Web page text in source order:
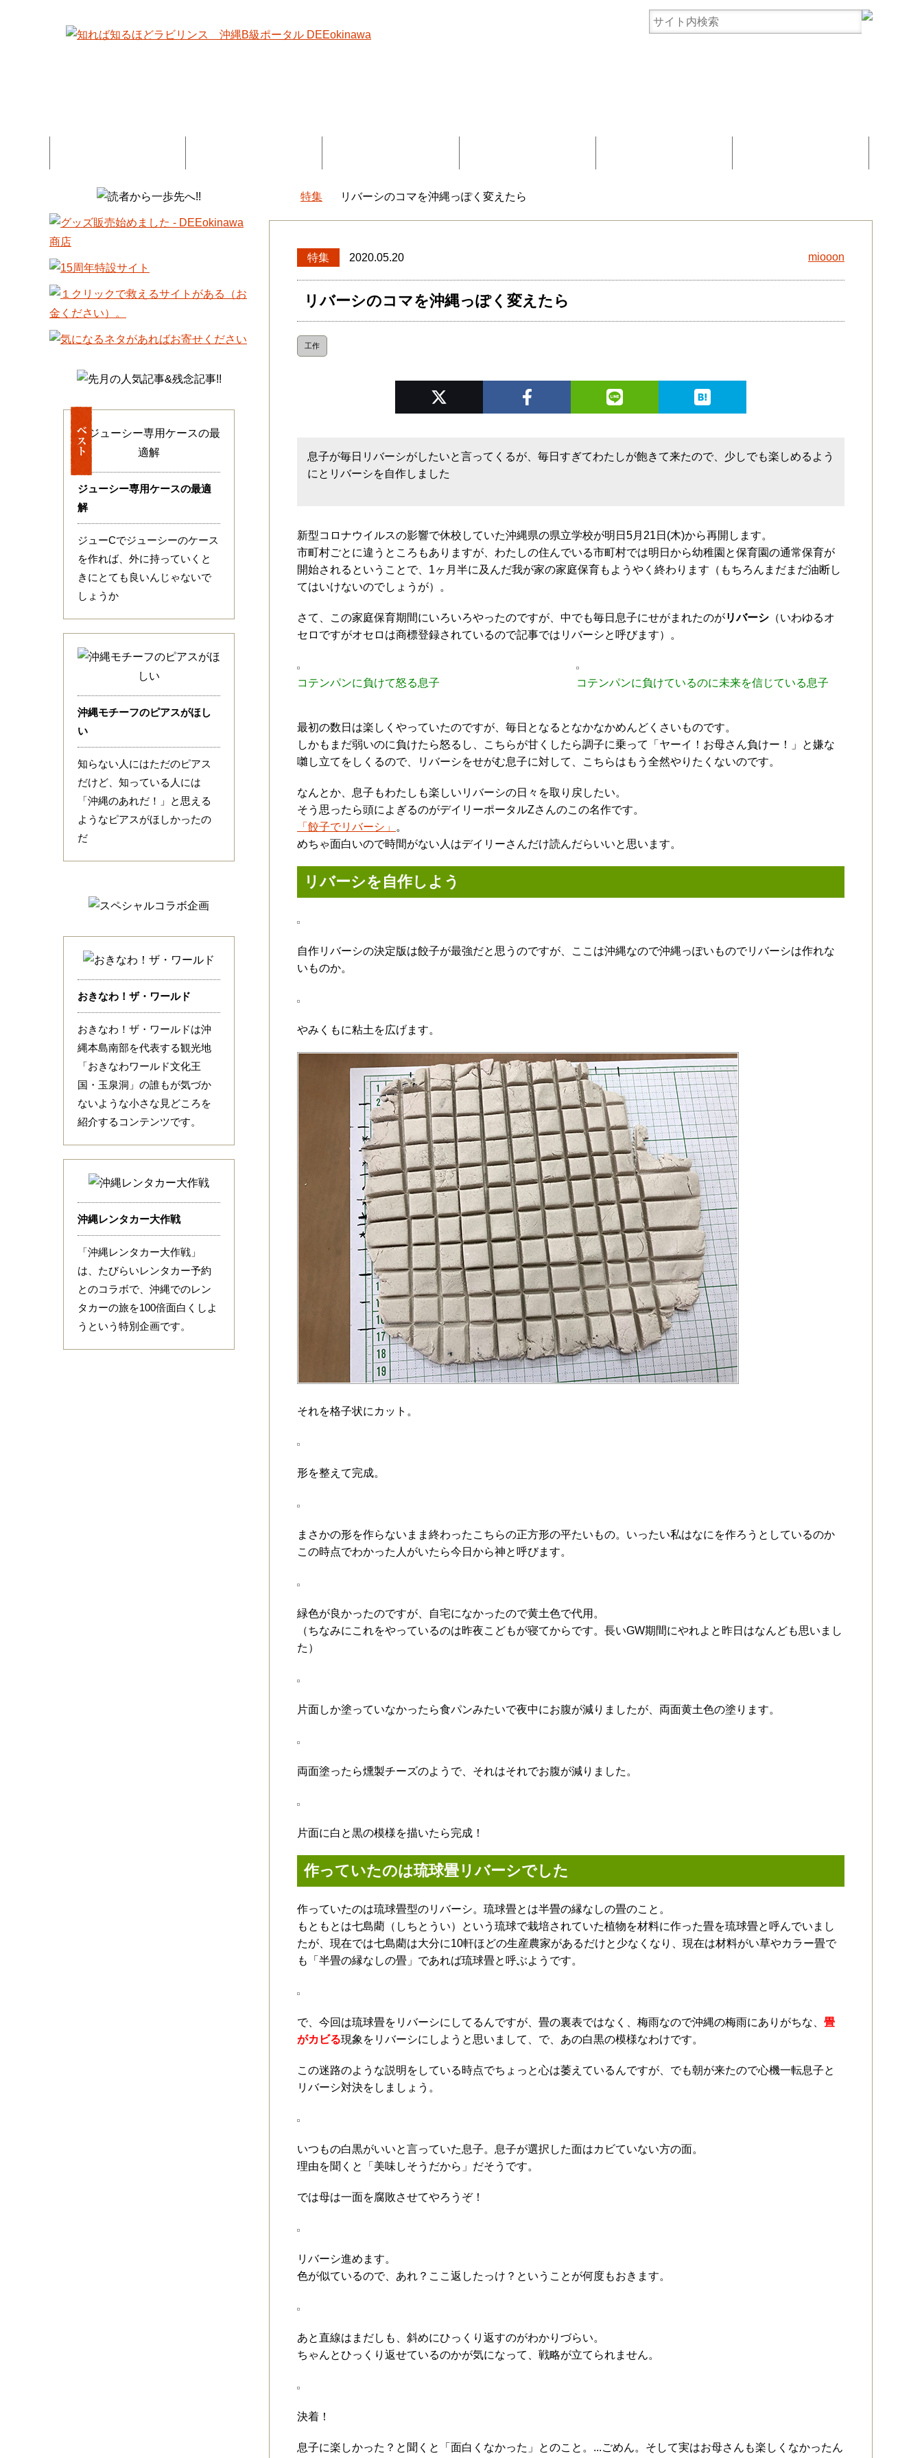
DEEokinawaトップ
特集 リバーシのコマを沖縄っぽく変えたら
特集 2020.05.20 miooon
リバーシのコマを沖縄っぽく変えたら
工作
息子が毎日リバーシがしたいと言ってくるが、毎日すぎてわたしが飽きて来たので、少しでも楽しめるよう
にとリバーシを自作しました
新型コロナウイルスの影響で休校していた沖縄県の県立学校が明日5月21日(木)から再開します。
市町村ごとに違うところもありますが、わたしの住んでいる市町村では明日から幼稚園と保育園の通常保育が
開始されるということで、1ヶ月半に及んだ我が家の家庭保育もようやく終わります（もちろんまだまだ油断し
てはいけないのでしょうが）。
さて、この家庭保育期間にいろいろやったのですが、中でも毎日息子にせがまれたのがリバーシ （いわゆるオ
セロですがオセロは商標登録されているので記事ではリバーシと呼びます）。
コテンパンに負けて怒る息子 コテンパンに負けているのに未来を信じている息子
最初の数日は楽しくやっていたのですが、毎日となるとなかなかめんどくさいものです。
しかもまだ弱いのに負けたら怒るし、こちらが甘くしたら調子に乗って「ヤーイ！お母さん負けー！」と嫌な
囃し立てをしくるので、リバーシをせがむ息子に対して、こちらはもう全然やりたくないのです。
なんとか、息子もわたしも楽しいリバーシの日々を取り戻したい。
そう思ったら頭によぎるのがデイリーポータルZさんのこの名作です。
「餃子でリバーシ」
。
めちゃ面白いので時間がない人はデイリーさんだけ読んだらいいと思います。
リバーシを自作しよう
自作リバーシの決定版は餃子が最強だと思うのですが、ここは沖縄なので沖縄っぽいものでリバーシは作れな
いものか。
やみくもに粘土を広げます。
それを格子状にカット。
形を整えて完成。
まさかの形を作らないまま終わったこちらの正方形の平たいもの。いったい私はなにを作ろうとしているのか
この時点でわかった人がいたら今日から神と呼びます。
緑色が良かったのですが、自宅になかったので黄土色で代用。
（ちなみにこれをやっているのは昨夜こどもが寝てからです。長いGW期間にやれよと昨日はなんども思いまし
た）
片面しか塗っていなかったら食パンみたいで夜中にお腹が減りましたが、両面黄土色の塗ります。
両面塗ったら燻製チーズのようで、それはそれでお腹が減りました。
片面に白と黒の模様を描いたら完成！
作っていたのは琉球畳リバーシでした
作っていたのは琉球畳型のリバーシ。琉球畳とは半畳の縁なしの畳のこと。
もともとは七島藺（しちとうい）という琉球で栽培されていた植物を材料に作った畳を琉球畳と呼んでいまし
たが、現在では七島藺は大分に10軒ほどの生産農家があるだけと少なくなり、現在は材料がい草やカラー畳で
も「半畳の縁なしの畳」であれば琉球畳と呼ぶようです。
で、今回は琉球畳をリバーシにしてるんですが、畳の裏表ではなく、梅雨なので沖縄の梅雨にありがちな、畳
がカビる現象をリバーシにしようと思いまして、で、あの白黒の模様なわけです。
この迷路のような説明をしている時点でちょっと心は萎えているんですが、でも朝が来たので心機一転息子と
リバーシ対決をしましょう。
いつもの白黒がいいと言っていた息子。息子が選択した面はカビていない方の面。
理由を聞くと「美味しそうだから」だそうです。
では母は一面を腐敗させてやろうぞ！
リバーシ進めます。
色が似ているので、あれ？ここ返したっけ？ということが何度もおきます。
あと直線はまだしも、斜めにひっくり返すのがわかりづらい。
ちゃんとひっくり返せているのかが気になって、戦略が立てられません。
決着！
息子に楽しかった？と聞くと「面白くなかった」とのこと。...ごめん。そして実はお母さんも楽しくなかったん
ジューシー専用ケースの最適
解
ジューCでジューシーのケース
を作れば、外に持っていくと
きにとても良いんじゃないで
しょうか
沖縄モチーフのピアスがほし
い
知らない人にはただのピアス
だけど、知っている人には
「沖縄のあれだ！」と思える
ようなピアスがほしかったの
だ
おきなわ！ザ・ワールド
おきなわ！ザ・ワールドは沖
縄本島南部を代表する観光地
「おきなわワールド文化王
国・玉泉洞」の誰もが気づか
ないような小さな見どころを
紹介するコンテンツです。
沖縄レンタカー大作戦
「沖縄レンタカー大作戦」
は、たびらいレンタカー予約
とのコラボで、沖縄でのレン
タカーの旅を100倍面白くしよ
うという特別企画です。